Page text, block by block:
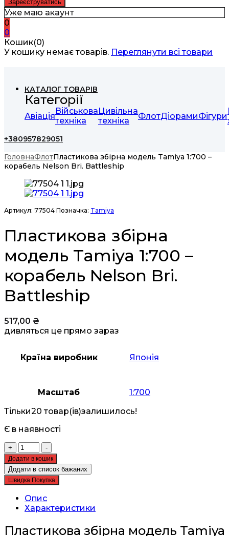
Уже маю акаунт
0
0
Кошик(0)
У кошику немає товарів. Переглянути всі товари
КАТАЛОГ ТОВАРІВ
Категорії
АвіаціяВійськова
техніка
Цивільна
техніка
ФлотДіорамиФігури
+380957829051
ГоловнаФлотПластикова збірна модель Tamiya 1:700 –
корабель Nelson Bri. Battleship
Артикул: 77504 Позначка: Tamiya
Пластикова збірна
модель Tamiya 1:700 –
корабель Nelson Bri.
Battleship
517,00 ₴
дивляться це прямо зараз
Країна виробник Японія
Масштаб
1:700
Тільки20 товар(ів)залишилось!
Є в наявності
+
Пластикова
збірна
модель
Tamiya
1:700
-
корабель
Nelson
-
Додати в кошик
Додати в список бажаних
Швидка Покупка
Опис
Характеристики
Пластикова збірна модель Tamiya